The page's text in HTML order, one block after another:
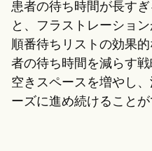
患者の待ち時間が長す
と、フラストレーショ
順番待ちリストの効果
者の待ち時間を減らす
空きスペースを増やし
ーズに進め続けることが